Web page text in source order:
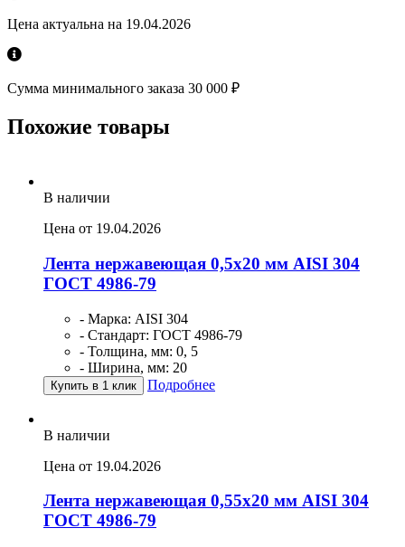
Цена актуальна на 19.04.2026
Сумма минимального заказа 30 000 ₽
Похожие товары
В наличии
Цена от 19.04.2026
Лента нержавеющая 0,5х20 мм AISI 304
ГОСТ 4986-79
- Марка: AISI 304
- Стандарт: ГОСТ 4986-79
- Толщина, мм: 0, 5
- Ширина, мм: 20
Купить в 1 клик Подробнее
В наличии
Цена от 19.04.2026
Лента нержавеющая 0,55х20 мм AISI 304
ГОСТ 4986-79